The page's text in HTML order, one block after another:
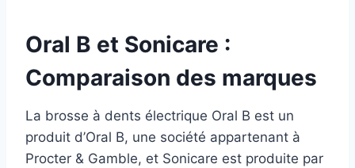
Oral B et Sonicare :
Comparaison des marques
La brosse à dents électrique Oral B est un
produit d’Oral B, une société appartenant à
Procter & Gamble, et Sonicare est produite par